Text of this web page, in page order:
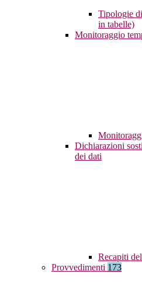
Tipologie
in tabelle)
Monitoraggio
Dichiarazioni
dei dati
Recapiti
Provvedimenti 173